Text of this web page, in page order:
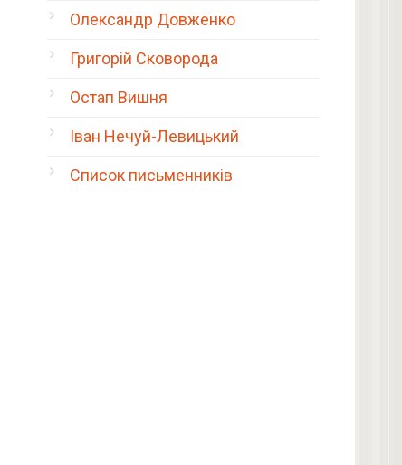
Олександр Довженко
Григорій Сковорода
Остап Вишня
Іван Нечуй-Левицький
Список письменників